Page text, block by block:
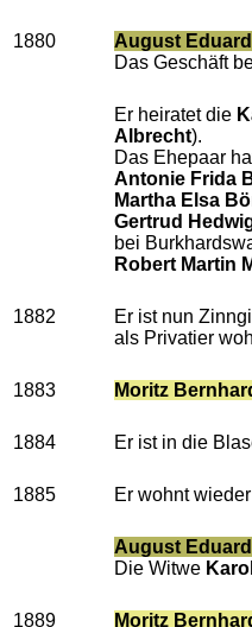
1880 August
Das Geschäft
Er heiratet die
Albrecht).
Das Ehepaar
Antonie Frida
Martha Elsa
Gertrud
bei
Robert Martin
1882 Er ist nun
als Privatier
1883 Moritz
1884 Er ist in die
1885 Er wohnt
August
Die Witwe
1889 Moritz